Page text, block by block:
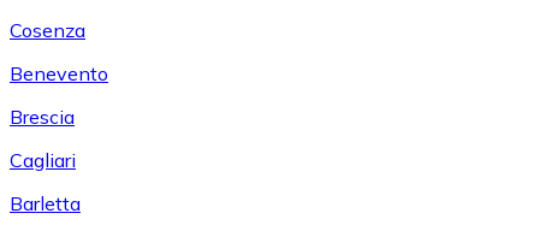
Cosenza
Benevento
Brescia
Cagliari
Barletta